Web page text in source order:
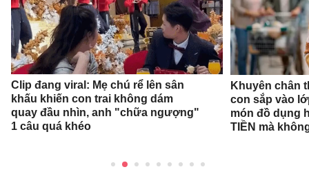
Clip đang viral: Mẹ chú rể lên sân
khấu khiến con trai không dám
quay đầu nhìn, anh "chữa ngượng"
1 câu quá khéo
Khuyên chân
con sắp vào
món đồ dụng
TIỀN mà